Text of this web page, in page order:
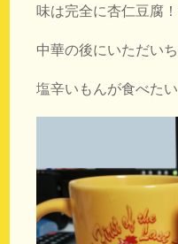
味は完全に杏仁豆腐
中華の後にいただい
塩辛いもんが食べたい